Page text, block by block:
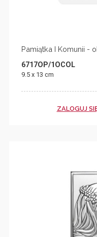
Pamiątka I Komunii -
6717OP/1OCOL
9.5 x 13 cm
ZALOGUJ